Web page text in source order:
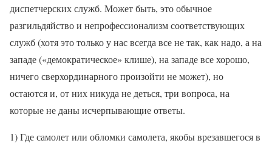
диспетчерских служб. Может быть, это обычное
разгильдяйство и непрофессионализм соответствующих
служб (хотя это только у нас всегда все не так, как надо, а на
западе («демократическое» клише), на западе все хорошо,
ничего сверхординарного произойти не может), но
остаются и, от них никуда не деться, три вопроса, на
которые не даны исчерпывающие ответы.
1) Где самолет или обломки самолета, якобы врезавшегося в